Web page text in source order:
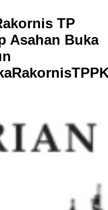
TP
Asahan Buka
aRakornisTPP